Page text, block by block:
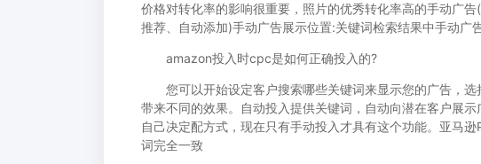
价格对转化率的影响很重要，照片的优秀转化率高的手动广
推荐、自动添加)手动广告展示位置:关键词检索结果中手动
amazon投入时cpc是如何正确投入的?
您可以开始设定客户搜索哪些关键词来显示您的广告，选
带来不同的效果。自动投入提供关键词，自动向潜在客户展
自己决定配方式，现在只有手动投入才具有这个功能。亚马
词完全一致